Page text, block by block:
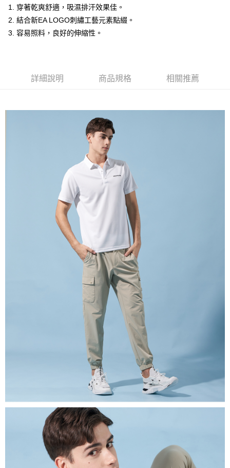
全家取貨付款
每筆NT$60，滿NT$1,500(含以上)免運費
萊爾富取貨付款
付款後萊爾富取貨
每筆NT$60，滿NT$1,500(含以上)免運費
每筆NT$60，滿NT$1,500(含以上)免運費
每筆NT$60，滿NT$1,500(含以上)免運費
每筆NT$90，滿NT$1,500(含以上)免運費
每筆NT$225，滿NT$1,500(含以上)免運費
1. 穿著乾爽舒適，吸濕排汗效果佳。
2. 結合新EA LOGO刺繡工藝元素點綴。
3. 容易照料，良好的伸縮性。
詳細說明 商品規格 相關推薦